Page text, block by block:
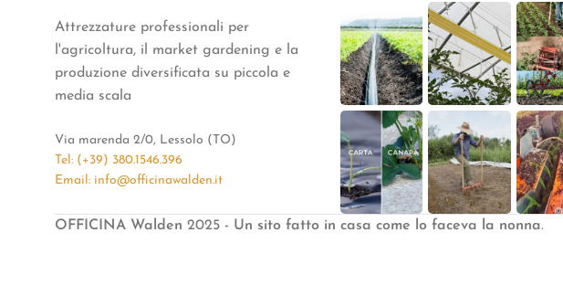
Attrezzature professionali per
l'agricoltura, il market gardening e la
produzione diversificata su piccola e
media scala
Via marenda 2/0, Lessolo (TO)
Tel: (+39) 380.1546.396
Email: info@officinawalden.it
OFFICINA Walden 2025 - Un sito fatto in casa come lo faceva la nonna.